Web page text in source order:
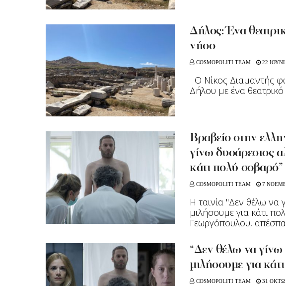
Δήλος: Ένα
νήσο
COSMOPOLITI TEAM 22
Ο Νίκος Διαμαντής
Δήλου με ένα θεατρικό
Βραβείο στην
γίνω δυσάρεστος
κάτι πολύ σοβαρό”
COSMOPOLITI TEAM 7
Η ταινία "Δεν θέλω να
μιλήσουμε για κάτι
Γεωργόπουλου,
“Δεν θέλω να γίνω
μιλήσουμε για
COSMOPOLITI TEAM 31